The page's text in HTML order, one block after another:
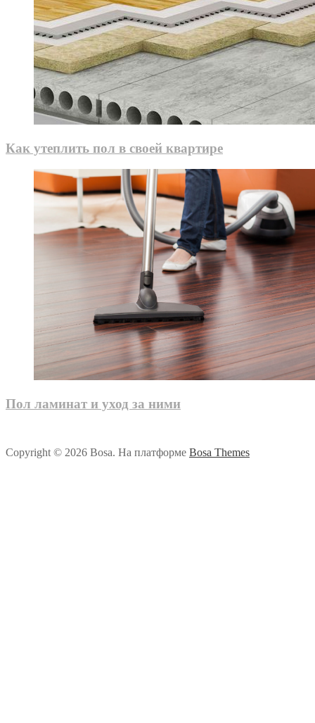
Как утеплить пол в своей квартире
Пол ламинат и уход за ними
Copyright © 2026 Bosa. На платформе Bosa Themes